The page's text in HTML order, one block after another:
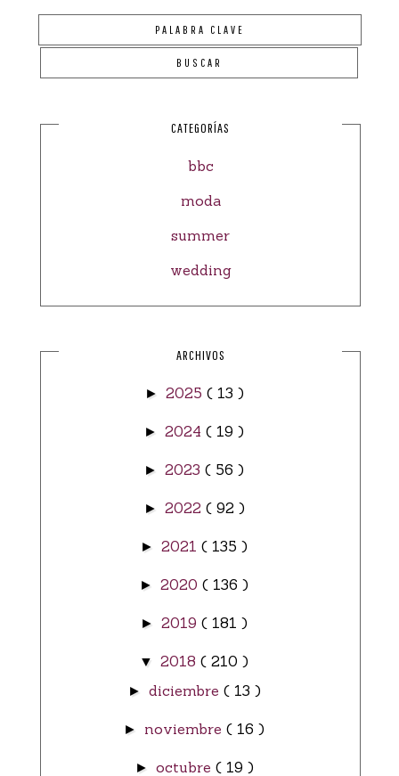
CATEGORÍAS
bbc
moda
summer
wedding
ARCHIVOS
► 2025 ( 13 )
► 2024 ( 19 )
► 2023 ( 56 )
► 2022 ( 92 )
► 2021 ( 135 )
► 2020 ( 136 )
► 2019 ( 181 )
▼ 2018 ( 210 )
► diciembre ( 13 )
► noviembre ( 16 )
► octubre ( 19 )